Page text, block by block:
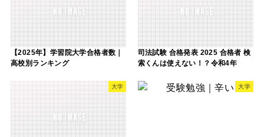
【2025年】学習院大学合格者数｜
高校別ランキング
司法試験 合格発表 2025 合格者 検
索くんは使えない！？令和4年
大学 大学